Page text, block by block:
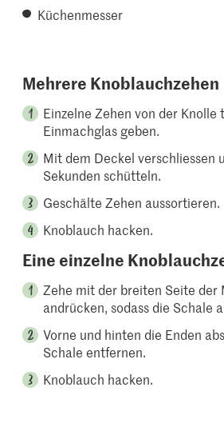
Küchenmesser
Mehrere Knoblauchzehen
Einzelne Zehen von der Knolle
Einmachglas geben.
Mit dem Deckel verschliessen
Sekunden schütteln.
Geschälte Zehen aussortieren.
Knoblauch hacken.
Eine einzelne
Zehe mit der breiten Seite der
andrücken, sodass die Schale
Vorne und hinten die Enden
Schale entfernen.
Knoblauch hacken.